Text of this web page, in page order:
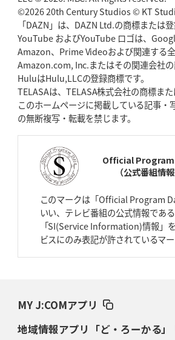
ゴール
2026年4月23日(木)更新
元代表ラピース、今季限りで引退「クボタは
2026年4月16日(木)更新
BL東京「強化拠点」を「共有財産」に新クラ
た空間」
2026年4月9日(木)更新
スティーラーズ、名門復活の足音
2026年4月2日(木)更新
2026年3月26日(木)更新
AZ-COM丸和、リーグワンへ参入決定 「フィー
ダイナボアーズ、“逆輸入SO”三宅駿
「ニュー
©2026 20th Century Studios © KT
「DAZN」は、DAZN Ltd.の商標または登
YouTube およびYouTube ロゴは、
Amazon、Prime Videoおよび関連する
Amazon.com, Inc.またはその関連会社の
HuluはHulu,LLCの登録商標です。
TELASAは、TELASA株式会社の商標また
このホームページに掲載している記事・
の無断複写・転載を禁じます。
Official
（公式番組情
このマークは「Official Program
いい、テレビ番組の公式情報である
「SI(Service Information)情報」
ビスにのみ表記が許されているマー
MY J:COMアプリ
地域情報アプリ「ど・ろーかる」